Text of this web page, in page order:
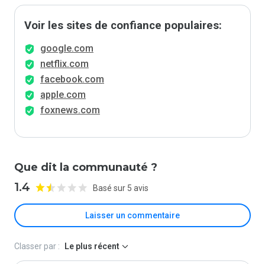
Voir les sites de confiance populaires:
google.com
netflix.com
facebook.com
apple.com
foxnews.com
Que dit la communauté ?
1.4 Basé sur 5 avis
Laisser un commentaire
Classer par : Le plus récent